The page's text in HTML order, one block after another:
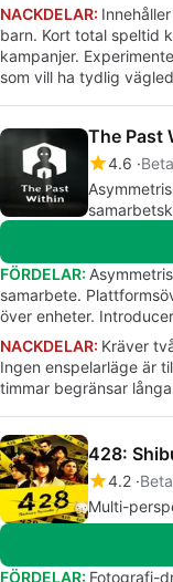
NACKDELAR:
barn. Kort total speltid
kampanjer.
som vill ha tydlig
The Past
4.6
FÖRDELAR:
samarbete.
över enheter.
NACKDELAR: Kräver
Ingen enspelarläge är
timmar begränsar
428:
4.2
Multi-
FÖRDELAR: Fotografi-